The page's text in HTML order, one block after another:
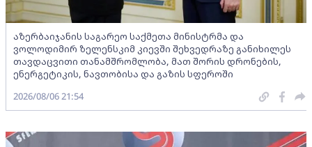
აზერბაიჯანის საგარეო საქმეთა მინისტრმა და
ვოლოდიმირ ზელენსკიმ კიევში შეხვედრაზე განიხილეს
თავდაცვითი თანამშრომლობა, მათ შორის დრონების,
ენერგეტიკის, ნავთობისა და გაზის სფეროში
2026/08/06 21:54